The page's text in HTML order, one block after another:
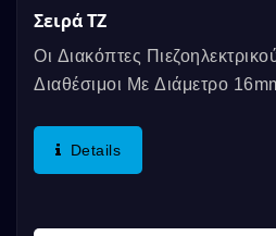
Σειρά TZ
Οι Διακόπτες
Διαθέσιμοι Με Διάμετρο
Details